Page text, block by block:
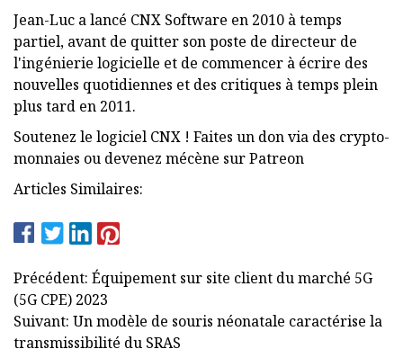
Jean-Luc a lancé CNX Software en 2010 à temps
partiel, avant de quitter son poste de directeur de
l'ingénierie logicielle et de commencer à écrire des
nouvelles quotidiennes et des critiques à temps plein
plus tard en 2011.
Soutenez le logiciel CNX ! Faites un don via des crypto-
monnaies ou devenez mécène sur Patreon
Articles Similaires:
Précédent: Équipement sur site client du marché 5G
(5G CPE) 2023
Suivant: Un modèle de souris néonatale caractérise la
transmissibilité du SRAS